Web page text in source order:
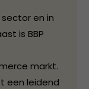
en in
is BBP
markt.
een leidend